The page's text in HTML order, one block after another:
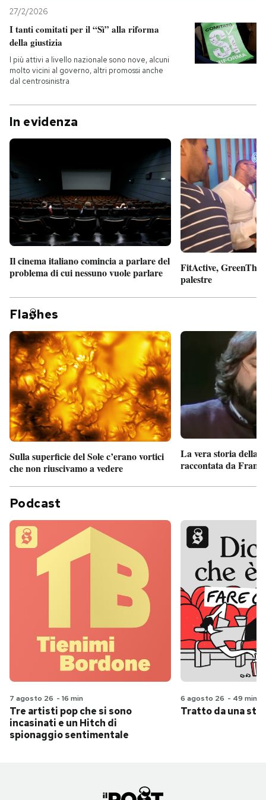
27/2/2026
I tanti comitati per il “Sì” alla riforma
della giustizia
I più attivi a livello nazionale sono nove, alcuni
molto vicini al governo, altri promossi anche
dal centrosinistra
In evidenza
Il cinema italiano comincia a parlare del
problema di cui nessuno vuole parlare
FitActive,
palestre
Fla hes
Sulla superficie del Sole c’erano vortici
che non riuscivamo a vedere
La vera storia della
raccontata da
Podcast
7 agosto 26 - 16 min
Tre artisti pop che si sono
incasinati e un Hitch di
spionaggio sentimentale
6 agosto 26 - 49 min
Tratto da una